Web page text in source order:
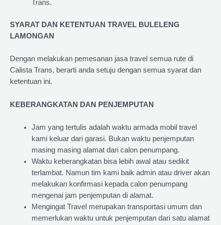
Trans.
SYARAT DAN KETENTUAN TRAVEL BULELENG
LAMONGAN
Dengan melakukan pemesanan jasa travel semua rute di
Calista Trans, berarti anda setuju dengan semua syarat dan
ketentuan ini.
KEBERANGKATAN DAN PENJEMPUTAN
Jam yang tertulis adalah waktu armada mobil travel
kami keluar dari garasi. Bukan waktu penjemputan
masing masing alamat dari calon penumpang.
Waktu keberangkatan bisa lebih awal atau sedikit
terlambat. Namun tim kami baik admin atau driver akan
melakukan konfirmasi kepada calon penumpang
mengenai jam penjemputan di alamat.
Mengingat Travel merupakan transportasi umum dan
memerlukan waktu untuk penjemputan dari satu alamat